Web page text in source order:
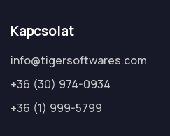
Kapcsolat
info@tigersoftwares.com
+36 (30) 974-0934
+36 (1) 999-5799